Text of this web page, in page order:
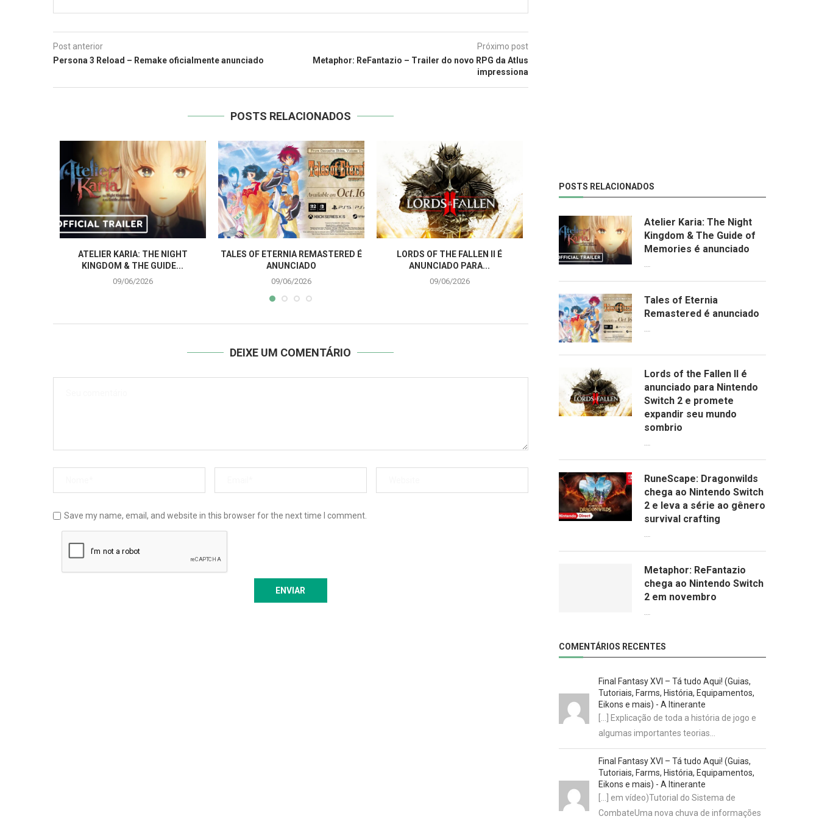
Post anterior
Persona 3 Reload – Remake oficialmente anunciado
Próximo post
Metaphor: ReFantazio – Trailer do novo RPG da Atlus
impressiona
POSTS RELACIONADOS
ATELIER KARIA: THE NIGHT
KINGDOM & THE GUIDE...
09/06/2026
TALES OF ETERNIA REMASTERED É
ANUNCIADO
09/06/2026
LORDS OF THE FALLEN II É
ANUNCIADO PARA...
09/06/2026
RUNESCAPE: DRAGONWILDS
CHEGA AO NINTENDO SWITCH 2 E...
09/06/2026
METAPHOR: REFANTAZIO
09/06/2026
DEIXE UM COMENTÁRIO
Save my name, email, and website in this browser for the next time I comment.
POSTS RELACIONADOS
Atelier Karia: The Night
Kingdom & The Guide of
Memories é anunciado
Tales of Eternia
Remastered é anunciado
Lords of the Fallen II é
anunciado para Nintendo
Switch 2 e promete
expandir seu mundo
sombrio
RuneScape: Dragonwilds
chega ao Nintendo Switch
2 e leva a série ao gênero
survival crafting
Metaphor: ReFantazio
chega ao Nintendo Switch
2 em novembro
COMENTÁRIOS RECENTES
Final Fantasy XVI – Tá tudo Aqui! (Guias,
Tutoriais, Farms, História, Equipamentos,
Eikons e mais) - A Itinerante
[…] Explicação de toda a história de jogo e
algumas importantes teorias…
Final Fantasy XVI – Tá tudo Aqui! (Guias,
Tutoriais, Farms, História, Equipamentos,
Eikons e mais) - A Itinerante
[…] em vídeo)Tutorial do Sistema de
CombateUma nova chuva de informações